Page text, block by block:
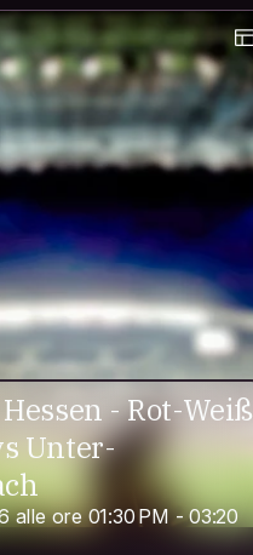
- Rot-Weiß
Unter-
alle ore 01:30 PM - 03:20